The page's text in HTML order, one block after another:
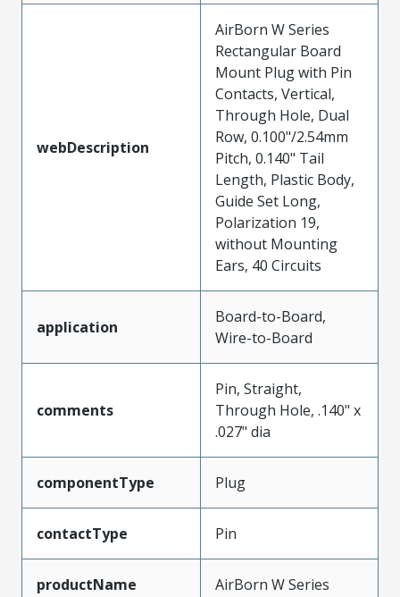
webDescription
AirBorn W Series
Rectangular Board
Mount Plug with Pin
Contacts, Vertical,
Through Hole, Dual
Row, 0.100"/2.54mm
Pitch, 0.140" Tail
Length, Plastic Body,
Guide Set Long,
Polarization 19,
without Mounting
Ears, 40 Circuits
application
Board-to-Board,
Wire-to-Board
comments
Pin, Straight,
Through Hole, .140" x
.027" dia
componentType Plug
contactType Pin
productName AirBorn W Series